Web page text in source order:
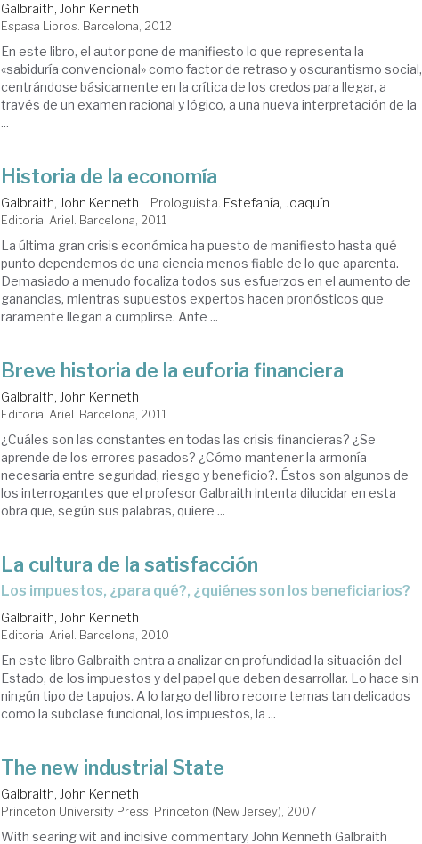
Galbraith, John Kenneth
Espasa Libros. Barcelona, 2012
En este libro, el autor pone de manifiesto lo que representa la
«sabiduría convencional» como factor de retraso y oscurantismo social,
centrándose básicamente en la crítica de los credos para llegar, a
través de un examen racional y lógico, a una nueva interpretación de la
...
Historia de la economía
Galbraith, John Kenneth Prologuista. Estefanía, Joaquín
Editorial Ariel. Barcelona, 2011
La última gran crisis económica ha puesto de manifiesto hasta qué
punto dependemos de una ciencia menos fiable de lo que aparenta.
Demasiado a menudo focaliza todos sus esfuerzos en el aumento de
ganancias, mientras supuestos expertos hacen pronósticos que
raramente llegan a cumplirse. Ante ...
Breve historia de la euforia financiera
Galbraith, John Kenneth
Editorial Ariel. Barcelona, 2011
¿Cuáles son las constantes en todas las crisis financieras? ¿Se
aprende de los errores pasados? ¿Cómo mantener la armonía
necesaria entre seguridad, riesgo y beneficio?. Éstos son algunos de
los interrogantes que el profesor Galbraith intenta dilucidar en esta
obra que, según sus palabras, quiere ...
La cultura de la satisfacción
los impuestos, ¿para qué?, ¿quiénes son los beneficiarios?
Galbraith, John Kenneth
Editorial Ariel. Barcelona, 2010
En este libro Galbraith entra a analizar en profundidad la situación del
Estado, de los impuestos y del papel que deben desarrollar. Lo hace sin
ningún tipo de tapujos. A lo largo del libro recorre temas tan delicados
como la subclase funcional, los impuestos, la ...
The new industrial State
Galbraith, John Kenneth
Princeton University Press. Princeton (New Jersey), 2007
With searing wit and incisive commentary, John Kenneth Galbraith